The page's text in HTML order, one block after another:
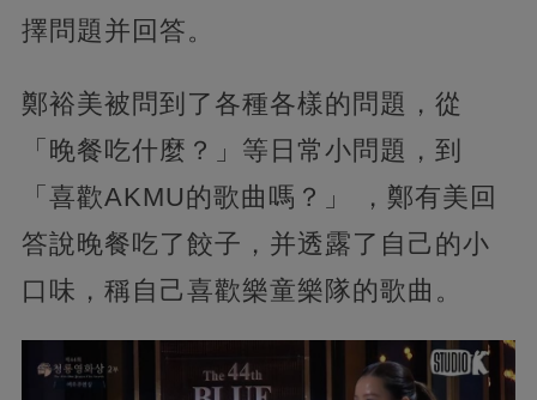
擇問題并回答。
鄭裕美被問到了各種各樣的問題，從
「晚餐吃什麼？」等日常小問題，到
「喜歡AKMU的歌曲嗎？」 ，鄭有美回
答說晚餐吃了餃子，并透露了自己的小
口味，稱自己喜歡樂童樂隊的歌曲。